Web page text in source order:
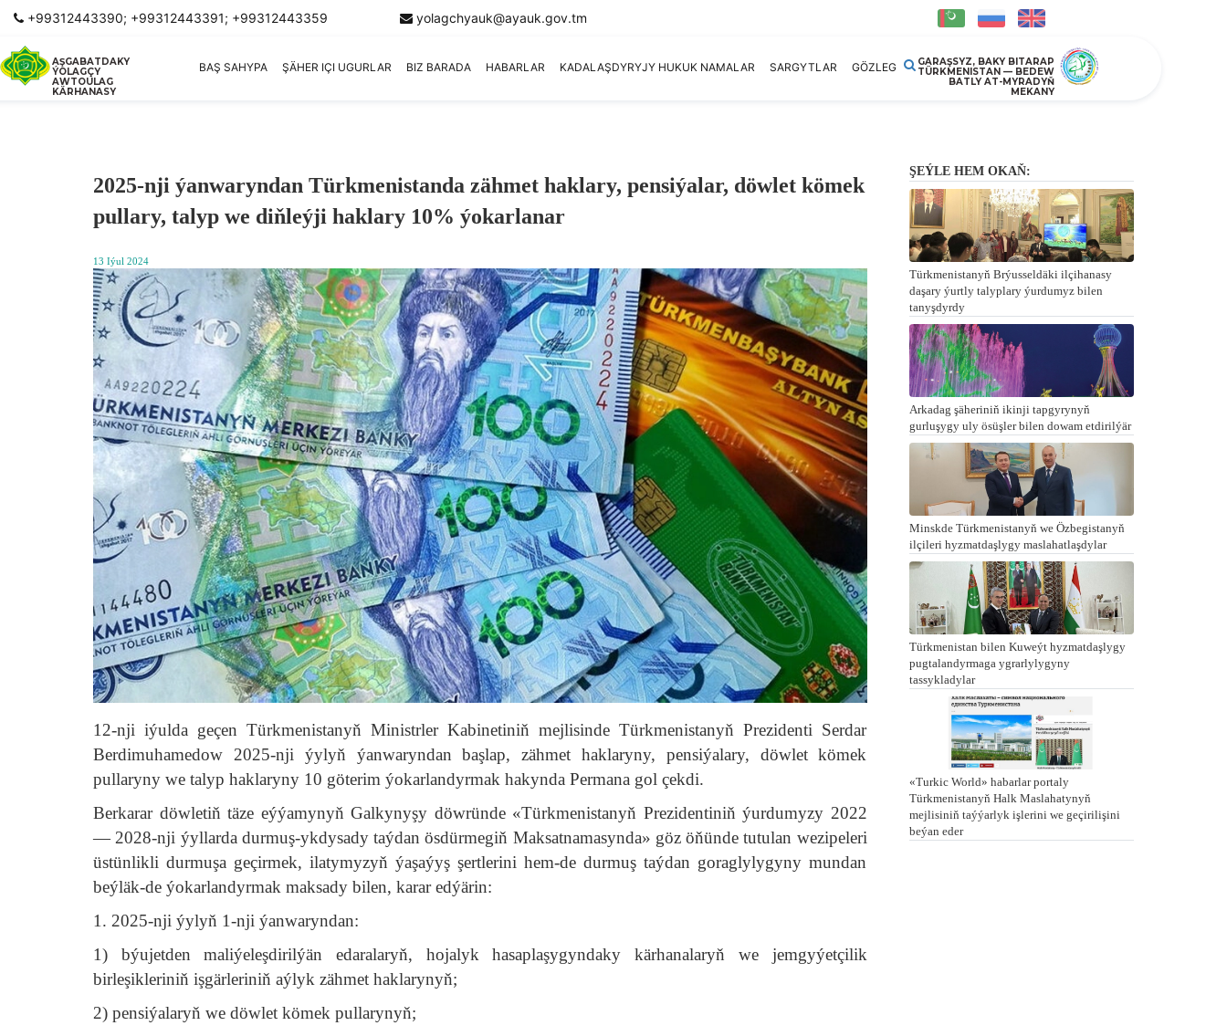
+99312443390; +99312443391; +99312443359 yolagchyauk@ayauk.gov.tm
AŞGABATDAKY
ÝOLAGÇY
AWTOULAG
KÄRHANASY
BAŞ SAHYPA ŞÄHER IÇI UGURLAR BIZ BARADA HABARLAR KADALAŞDYRYJY HUKUK NAMALAR SARGYTLAR GÖZLEG
GARAŞSYZ, BAKY BITARAP
TÜRKMENISTAN — BEDEW
BATLY AT-MYRADYŇ
MEKANY
2025-nji ýanwaryndan Türkmenistanda zähmet haklary, pensiýalar, döwlet kömek
pullary, talyp we diňleýji haklary 10% ýokarlanar
13 Iýul 2024
12-nji iýulda geçen Türkmenistanyň Ministrler Kabinetiniň mejlisinde Türkmenistanyň Prezidenti Serdar
Berdimuhamedow 2025-nji ýylyň ýanwaryndan başlap, zähmet haklaryny, pensiýalary, döwlet kömek
pullaryny we talyp haklaryny 10 göterim ýokarlandyrmak hakynda Permana gol çekdi.
Berkarar döwletiň täze eýýamynyň Galkynyşy döwründe «Türkmenistanyň Prezidentiniň ýurdumyzy 2022
— 2028-nji ýyllarda durmuş-ykdysady taýdan ösdürmegiň Maksatnamasynda» göz öňünde tutulan wezipeleri
üstünlikli durmuşa geçirmek, ilatymyzyň ýaşaýyş şertlerini hem-de durmuş taýdan goraglylygyny mundan
beýläk-de ýokarlandyrmak maksady bilen, karar edýärin:
1. 2025-nji ýylyň 1-nji ýanwaryndan:
1) býujetden maliýeleşdirilýän edaralaryň, hojalyk hasaplaşygyndaky kärhanalaryň we jemgyýetçilik
birleşikleriniň işgärleriniň aýlyk zähmet haklarynyň;
2) pensiýalaryň we döwlet kömek pullarynyň;
ŞEÝLE HEM OKAŇ:
Türkmenistanyň Brýusseldäki ilçihanasy
daşary ýurtly talyplary ýurdumyz bilen
tanyşdyrdy
Arkadag şäheriniň ikinji tapgyrynyň
gurluşygy uly ösüşler bilen dowam etdirilýär
Minskde Türkmenistanyň we Özbegistanyň
ilçileri hyzmatdaşlygy maslahatlaşdylar
Türkmenistan bilen Kuweýt hyzmatdaşlygy
pugtalandyrmaga ygrarlylygyny
tassykladylar
«Turkic World» habarlar portaly
Türkmenistanyň Halk Maslahatynyň
mejlisiniň taýýarlyk işlerini we geçirilişini
beýan eder